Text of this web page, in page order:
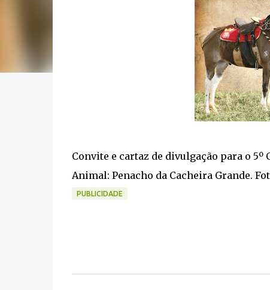
Convite e cartaz de divulgação para o
Animal: Penacho da Cacheira Grande.
PUBLICIDADE